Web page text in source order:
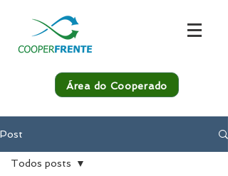
Área do Cooperado
Post
Todos posts